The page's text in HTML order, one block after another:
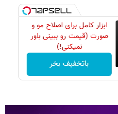
ابزار کامل برای اصلاح مو و
صورت (قیمت رو ببینی باور
نمیکنی!)
باتخفیف بخر